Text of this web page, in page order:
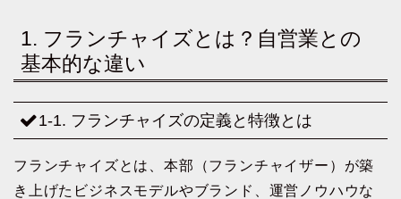
1. フランチャイズとは？自営業との
基本的な違い
1-1. フランチャイズの定義と特徴とは
フランチャイズとは、本部（フランチャイザー）が築
き上げたビジネスモデルやブランド、運営ノウハウな